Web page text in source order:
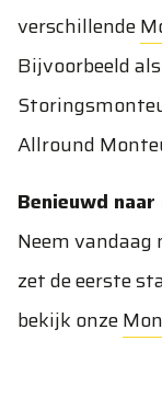
verschillende
Bijvoorbeeld
Allround
Benieuwd
Neem vandaag
zet de eerste
bekijk onze